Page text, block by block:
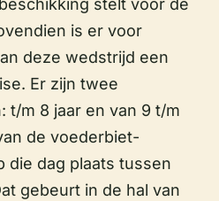
stelt voor de
is er voor
deze wedstrijd een
Er zijn twee
t/m 8 jaar en van 9 t/m
de voederbiet-
die dag plaats tussen
gebeurt in de hal van